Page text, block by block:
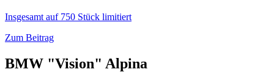
Insgesamt auf 750 Stück limitiert
Zum Beitrag
BMW "Vision" Alpina